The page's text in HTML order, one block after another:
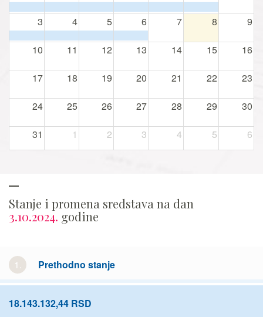
3 4 5 6 7 8 9
10 11 12 13 14 15 16
17 18 19 20 21 22 23
24 25 26 27 28 29 30
31 1 2 3 4 5 6
Stanje i promena sredstava na dan
3.10.2024. godine
1. Prethodno stanje
18.143.132,44 RSD